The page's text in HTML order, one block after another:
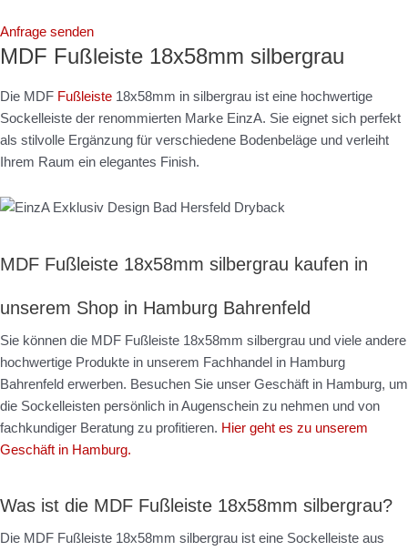
Anfrage senden
MDF Fußleiste 18x58mm silbergrau
Die MDF Fußleiste 18x58mm in silbergrau ist eine hochwertige
Sockelleiste der renommierten Marke EinzA. Sie eignet sich perfekt
als stilvolle Ergänzung für verschiedene Bodenbeläge und verleiht
Ihrem Raum ein elegantes Finish.
MDF Fußleiste 18x58mm silbergrau kaufen in
unserem Shop in Hamburg Bahrenfeld
Sie können die MDF Fußleiste 18x58mm silbergrau und viele andere
hochwertige Produkte in unserem Fachhandel in Hamburg
Bahrenfeld erwerben. Besuchen Sie unser Geschäft in Hamburg, um
die Sockelleisten persönlich in Augenschein zu nehmen und von
fachkundiger Beratung zu profitieren. Hier geht es zu unserem
Geschäft in Hamburg.
Was ist die MDF Fußleiste 18x58mm silbergrau?
Die MDF Fußleiste 18x58mm silbergrau ist eine Sockelleiste aus